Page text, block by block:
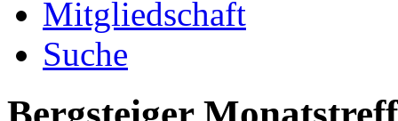
Mitgliedschaft
Suche